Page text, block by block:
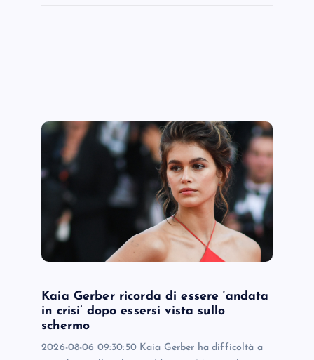
Kaia Gerber ricorda di essere ‘andata
in crisi’ dopo essersi vista sullo
schermo
2026-08-06 09:30:50 Kaia Gerber ha difficoltà a